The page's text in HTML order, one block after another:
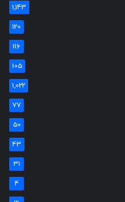
1,143
120
116
105
1,022
77
50
43
31
4